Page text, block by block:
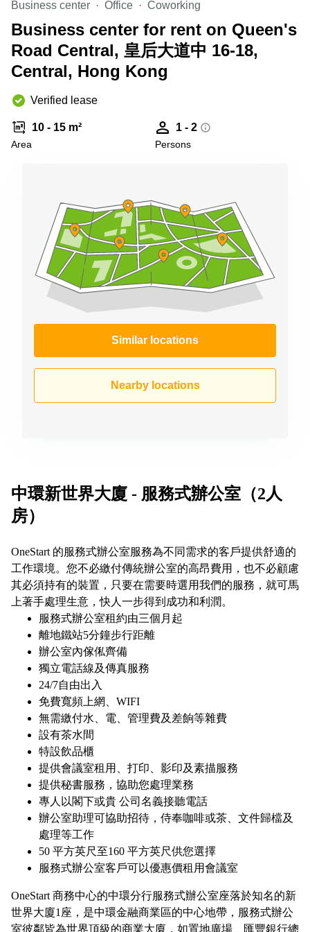
Quarry
Bay
Business center Office Coworking
Business center for rent on Queen's
Road Central, 皇后大道中 16-18,
Central, Hong Kong
Verified lease
10 - 15 m²
Area
1 - 2
Persons
Similar locations
Nearby locations
中環新世界大廈 - 服務式辦公室（2人
房）
OneStart 的服務式辦公室服務為不同需求的客戶提供舒適的
工作環境。您不必繳付傳統辦公室的高昂費用，也不必顧慮
其必須持有的裝置，只要在需要時選用我們的服務，就可馬
上著手處理生意，快人一步得到成功和利潤。
服務式辦公室租約由三個月起
離地鐵站5分鐘步行距離
辦公室內傢俬齊備
獨立電話線及傳真服務
24/7自由出入
免費寬頻上網、WIFI
無需繳付水、電、管理費及差餉等雜費
設有茶水間
特設飲品櫃
提供會議室租用、打印、影印及素描服務
提供秘書服務，協助您處理業務
專人以閣下或貴 公司名義接聽電話
辦公室助理可協助招待，侍奉咖啡或茶、文件歸檔及
處理等工作
50 平方英尺至160 平方英尺供您選擇
服務式辦公室客戶可以優惠價租用會議室
OneStart 商務中心的中環分行服務式辦公室座落於知名的新
世界大廈1座，是中環金融商業區的中心地帶，服務式辦公
室彼鄰皆為世界頂級的商業大廈，如置地廣場、匯豐銀行總